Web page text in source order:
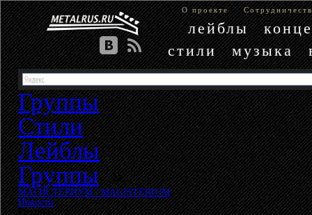
О проекте
лейблы
стили
музыка
Группы
Стили
Лейблы
Группы»
МАГИСТЕРИУМ / MAGISTERIUM»
Новости
Группа